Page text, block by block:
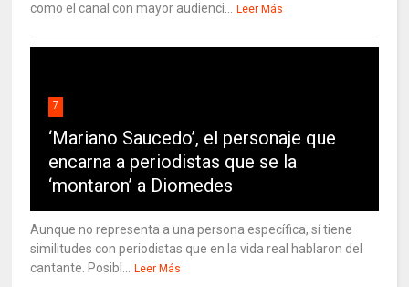
como el canal con mayor audienci... Leer Más
7
‘Mariano Saucedo’, el personaje que
encarna a periodistas que se la
‘montaron’ a Diomedes
Aunque no representa a una persona específica, sí tiene
similitudes con periodistas que en la vida real hablaron del
cantante. Posibl... Leer Más